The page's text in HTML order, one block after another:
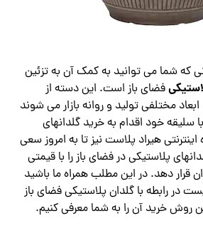
که شما می توانید به کمک آن به تزئین
فضای باز است. این دسته از
ابعاد مختلفی تولید و روانه بازار می شوند
سلیقه خود اقدام به خرید گلدانهای
هیراد پلاست نیز تا به امروز سعی
پلاستیکی در فضای باز را با قیمتی
قرار دهد. در این مطلب همراه ما باشید
در رابطه با گلدان پلاستیکی فضای باز
روش خرید آن را به شما معرفی کنیم.